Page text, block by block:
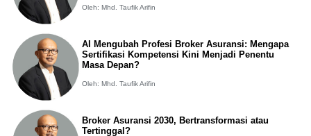
Oleh: Mhd. Taufik Arifin
AI Mengubah Profesi Broker Asuransi: Mengapa
Sertifikasi Kompetensi Kini Menjadi Penentu
Masa Depan?
Oleh: Mhd. Taufik Arifin
Broker Asuransi 2030, Bertransformasi atau
Tertinggal?